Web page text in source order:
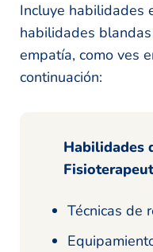
Incluye habilidades
habilidades
empatía, como ves
continuación:
Habilidades
Técnicas de